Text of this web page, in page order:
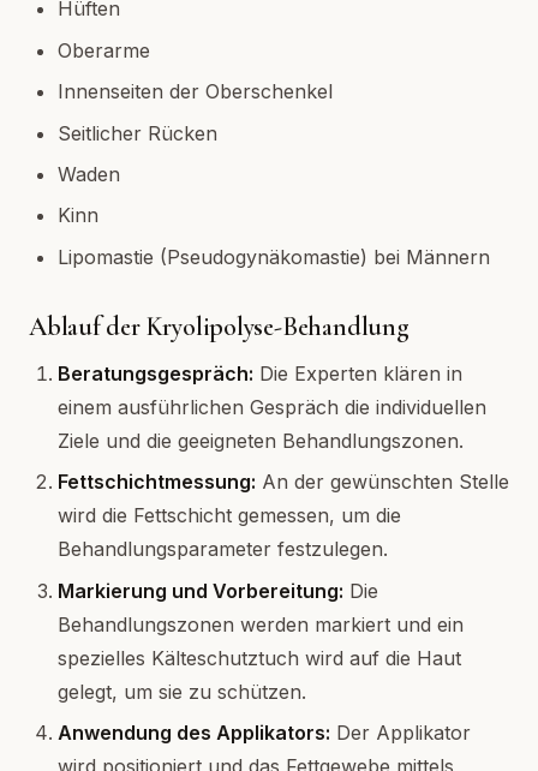
Hüften
Oberarme
Innenseiten der Oberschenkel
Seitlicher Rücken
Waden
Kinn
Lipomastie (Pseudogynäkomastie) bei Männern
Ablauf der Kryolipolyse-Behandlung
Beratungsgespräch: Die Experten klären in
einem ausführlichen Gespräch die individuellen
Ziele und die geeigneten Behandlungszonen.
Fettschichtmessung: An der gewünschten Stelle
wird die Fettschicht gemessen, um die
Behandlungsparameter festzulegen.
Markierung und Vorbereitung: Die
Behandlungszonen werden markiert und ein
spezielles Kälteschutztuch wird auf die Haut
gelegt, um sie zu schützen.
Anwendung des Applikators: Der Applikator
wird positioniert und das Fettgewebe mittels